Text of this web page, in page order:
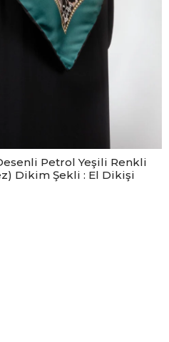
Petrol Yeşili Renkli
Dikim Şekli : El Dikişi